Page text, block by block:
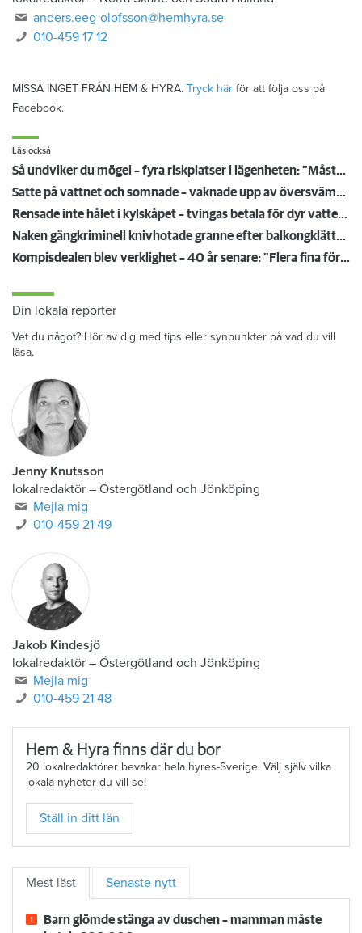
anders.eeg-olofsson@hemhyra.se
010-459 17 12
MISSA INGET FRÅN HEM & HYRA. Tryck här för att följa oss på
Facebook.
Läs också
Så undviker du mögel – fyra riskplatser i lägenheten: ”Måste städa bort”
Satte på vattnet och somnade – vaknade upp av översvämning hos grannen
Rensade inte hålet i kylskåpet – tvingas betala för dyr vattenskada
Naken gängkriminell knivhotade granne efter balkongklättring
Kompisdealen blev verklighet – 40 år senare: "Flera fina fördelar med att dela bostad"
Din lokala reporter
Vet du något? Hör av dig med tips eller synpunkter på vad du vill
läsa.
Jenny Knutsson
lokalredaktör – Östergötland och Jönköping
Mejla mig
010-459 21 49
Jakob Kindesjö
lokalredaktör – Östergötland och Jönköping
Mejla mig
010-459 21 48
Hem & Hyra finns där du bor
20 lokalredaktörer bevakar hela hyres-Sverige. Välj själv vilka
lokala nyheter du vill se!
Ställ in ditt län
Mest läst Senaste nytt
Barn glömde stänga av duschen – mamman måste